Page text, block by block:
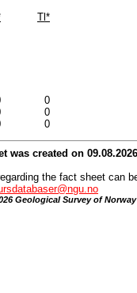
Tl*
0
0
0
was created on 09.08.2026
the fact sheet can
Geological Survey of Norway